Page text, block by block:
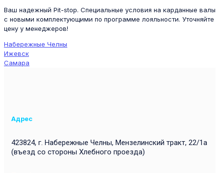
Ваш надежный Pit-stop. Специальные условия на карданные валы
с новыми комплектующими по программе лояльности. Уточняйте
цену у менеджеров!
Набережные Челны
Ижевск
Самара
Адрес
423824, г. Набережные Челны, Мензелинский тракт, 22/1а
(въезд со стороны Хлебного проезда)